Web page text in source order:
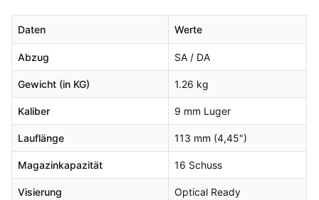
Daten Werte
Abzug SA / DA
Gewicht (in KG) 1.26 kg
Kaliber 9 mm Luger
Lauflänge 113 mm (4,45")
Magazinkapazität 16 Schuss
Visierung Optical Ready